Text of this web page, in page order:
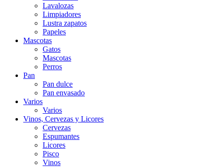
Lavalozas
Limpiadores
Lustra zapatos
Papeles
Mascotas
Gatos
Mascotas
Perros
Pan
Pan dulce
Pan envasado
Varios
Varios
Vinos, Cervezas y Licores
Cervezas
Espumantes
Licores
Pisco
Vinos